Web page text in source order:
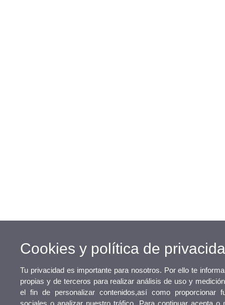
Cookies y política de
Tu privacidad es importante para nosotros. Por ello te
propias y de terceros para realizar análisis de uso y
el fin de personalizar contenidos,así como proporcionar
sociales o analizar nuestro tráfico. Para continuar acepta o